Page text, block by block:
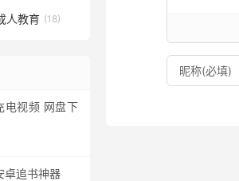
人教育 (18)
电视频 网盘下
卓追书神器